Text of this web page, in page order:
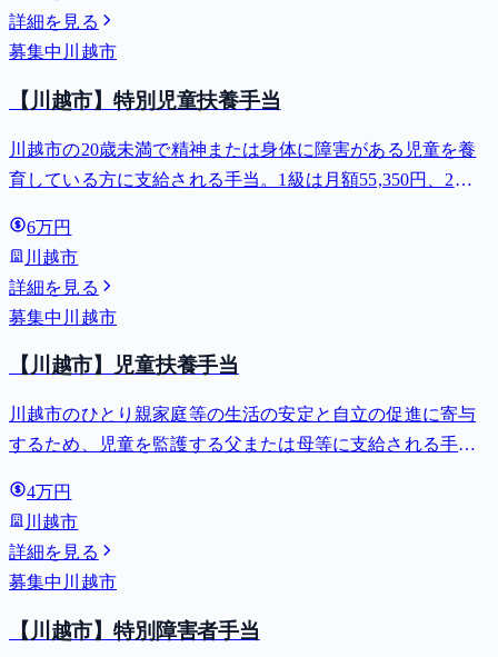
詳細を見る
募集中 川越市
【川越市】特別児童扶養手当
川越市の20歳未満で精神または身体に障害がある児童を養
育している方に支給される手当。1級は月額55,350円、2級
6万円
川越市
詳細を見る
募集中 川越市
【川越市】児童扶養手当
川越市のひとり親家庭等の生活の安定と自立の促進に寄与
するため、児童を監護する父または母等に支給される手
4万円
川越市
詳細を見る
募集中 川越市
【川越市】特別障害者手当